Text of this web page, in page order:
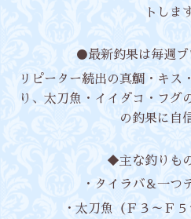
トしま
●最新釣果は毎週ブ
リピーター続出の真鯛・キス
り、太刀魚・イイダコ・フグ
の釣果に自
◆主な釣りも
・タイラバ＆一つ
・太刀魚（Ｆ３～Ｆ